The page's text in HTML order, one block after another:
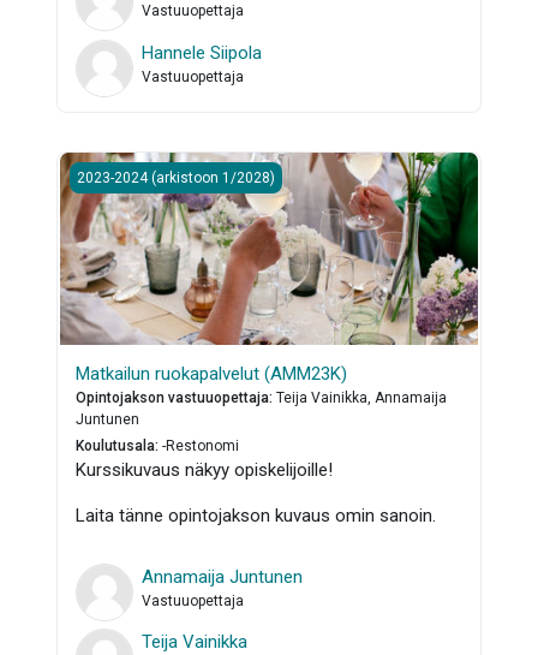
Vastuuopettaja
Hannele Siipola
Vastuuopettaja
Matkailun ruokapalvelut (AMM23K)
2023-2024 (arkistoon 1/2028)
Matkailun ruokapalvelut (AMM23K)
Opintojakson vastuuopettaja:Teija Vainikka, Annamaija
Juntunen
Koulutusala:-Restonomi
Kurssikuvaus näkyy opiskelijoille!
Laita tänne opintojakson kuvaus omin sanoin.
Annamaija Juntunen
Vastuuopettaja
Teija Vainikka